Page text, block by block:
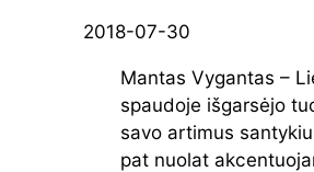
2018-07-30
Mantas Vygantas –
spaudoje išgarsėjo
savo artimus
pat nuolat